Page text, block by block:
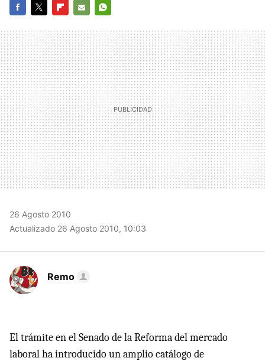
MAIL
26 Agosto 2010
Actualizado 26 Agosto 2010, 10:03
Remo
El trámite en el Senado de la Reforma del mercado
laboral ha introducido un amplio catálogo de